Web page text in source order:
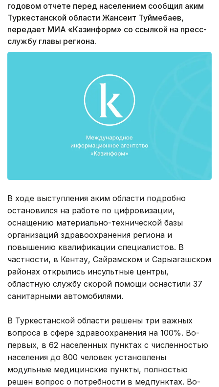
годовом отчете перед населением сообщил аким
Туркестанской области Жансеит Туймебаев,
передает МИА «Казинформ» со ссылкой на пресс-
службу главы региона.
В ходе выступления аким области подробно
остановился на работе по цифровизации,
оснащению материально-технической базы
организаций здравоохранения региона и
повышению квалификации специалистов. В
частности, в Кентау, Сайрамском и Сарыагашском
районах открылись инсультные центры,
областную службу скорой помощи оснастили 37
санитарными автомобилями.
В Туркестанской области решены три важных
вопроса в сфере здравоохранения на 100%. Во-
первых, в 62 населенных пунктах с численностью
населения до 800 человек установлены
модульные медицинские пункты, полностью
решен вопрос о потребности в медпунктах. Во-